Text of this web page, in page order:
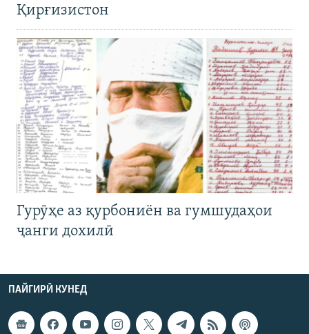
Қирғизистон
Гурӯҳе аз қурбониён ва гумшудаҳои
ҷанги дохилӣ
ПАЙГИРӢ КУНЕД